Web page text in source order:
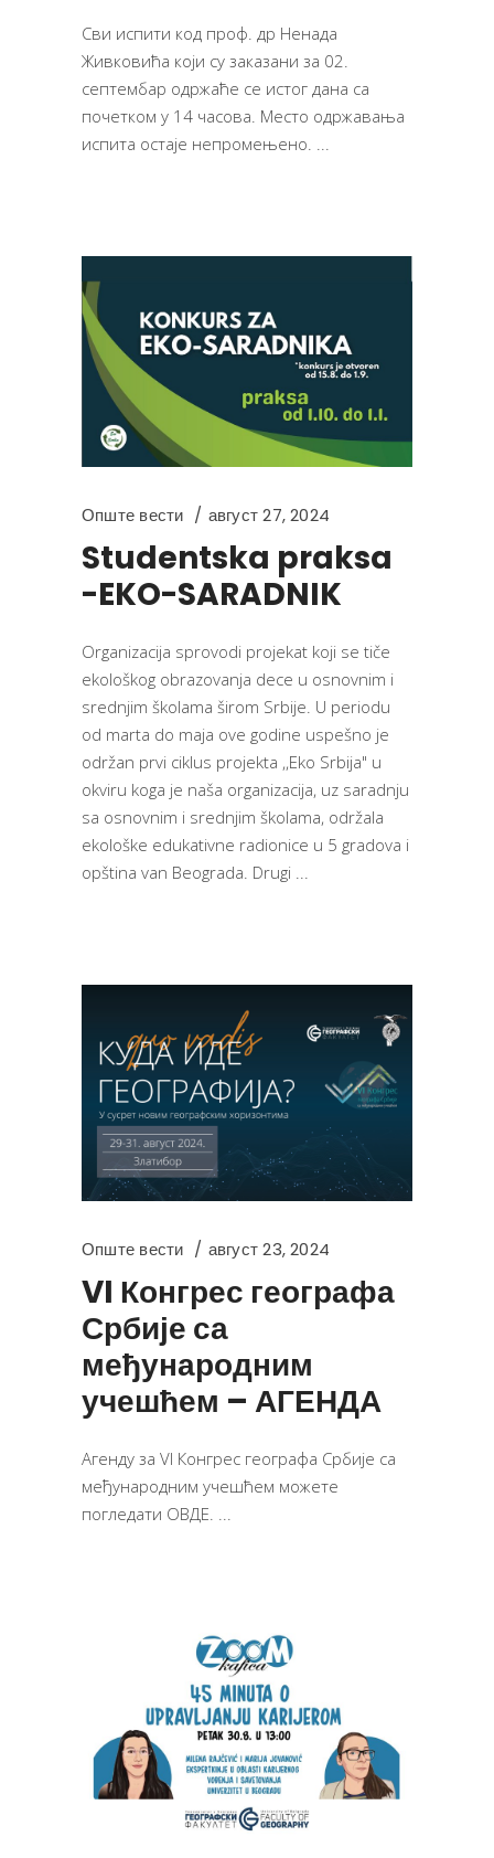
Сви испити код проф. др Ненада
Живковића који су заказани за 02.
септембар одржаће се истог дана са
почетком у 14 часова. Место одржавања
испита остаје непромењено.
Опште вести август 27, 2024
Studentska praksa
-EKO-SARADNIK
Organizacija sprovodi projekat koji se tiče
ekološkog obrazovanja dece u osnovnim i
srednjim školama širom Srbije. U periodu
od marta do maja ove godine uspešno je
održan prvi ciklus projekta ,,Eko Srbija" u
okviru koga je naša organizacija, uz saradnju
sa osnovnim i srednjim školama, održala
ekološke edukativne radionice u 5 gradova i
opština van Beograda. Drugi
Опште вести август 23, 2024
VI Конгрес географа
Србије са
међународним
учешћем – АГЕНДА
Агенду за VI Конгрес географа Србије са
међународним учешћем можете
погледати ОВДЕ.